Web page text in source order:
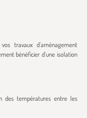
travaux d’aménagement
bénéficier d’une isolation
des températures entre les